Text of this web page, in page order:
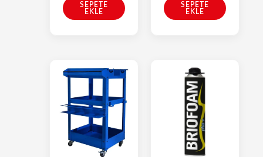
SEPETE
EKLE
SEPETE
EKLE